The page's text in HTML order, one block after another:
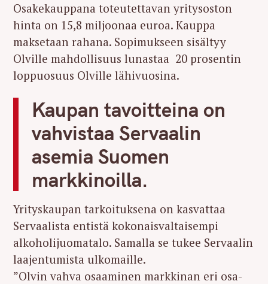
Osakekauppana toteutettavan yritysoston
hinta on 15,8 miljoonaa euroa. Kauppa
maksetaan rahana. Sopimukseen sisältyy
Olville mahdollisuus lunastaa 20 prosentin
loppuosuus Olville lähivuosina.
Kaupan tavoitteina on
vahvistaa Servaalin
asemia Suomen
markkinoilla.
Yrityskaupan tarkoituksena on kasvattaa
Servaalista entistä kokonaisvaltaisempi
alkoholijuomatalo. Samalla se tukee Servaalin
laajentumista ulkomaille.
”Olvin vahva osaaminen markkinan eri osa-